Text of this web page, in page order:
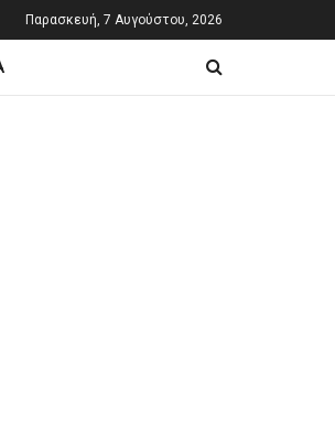
Παρασκευή, 7 Αυγούστου, 2026